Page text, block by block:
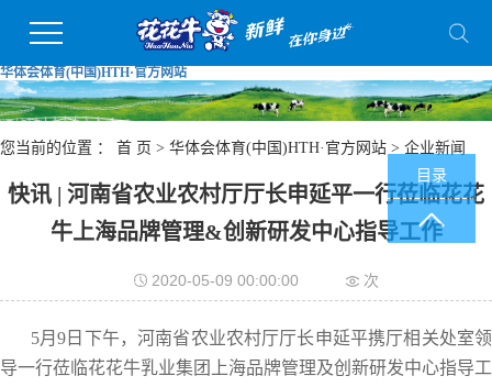
华体会体育(中国)HTH·官方网站
您当前的位置 ： 首 页 > 华体会体育(中国)HTH·官方网站 > 企业新闻
快讯 | 河南省农业农村厅厅长申延平一行莅临花花
牛上海品牌管理&创新研发中心指导工作
2020-05-09 00:00:00 次
5月9日下午，河南省农业农村厅厅长申延平携厅相关处室领
导一行莅临花花牛乳业集团上海品牌管理及创新研发中心指导工
目录